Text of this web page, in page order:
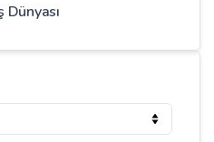
Dünyası